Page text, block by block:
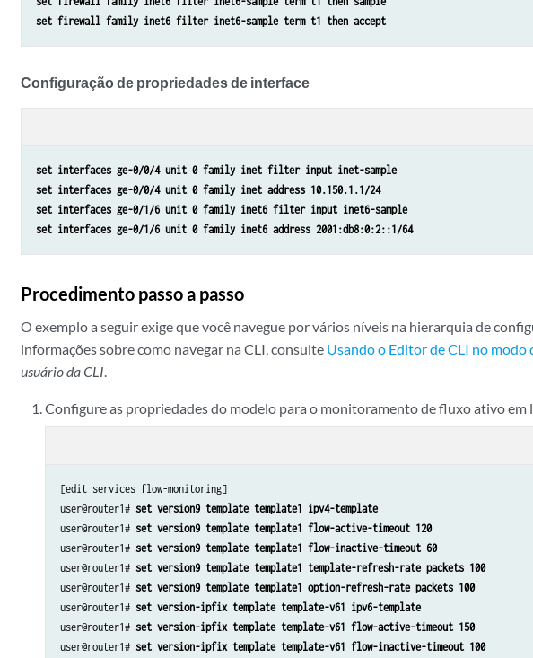
set firewall family inet6 filter inet6-sample term t1 then accept
Configuração de propriedades de interface
set interfaces ge-0/0/4 unit 0 family inet filter input inet-sample
set interfaces ge-0/0/4 unit 0 family inet address 10.150.1.1/24
set interfaces ge-0/1/6 unit 0 family inet6 filter input inet6-sample
set interfaces ge-0/1/6 unit 0 family inet6 address 2001:db8:0:2::1/64
Procedimento passo a passo
O exemplo a seguir exige que você navegue por vários níveis na hierarquia de
informações sobre como navegar na CLI, consulte Usando o Editor de CLI no modo
usuário da CLI.
Configure as propriedades do modelo para o monitoramento de fluxo ativo em
[edit services flow-monitoring]
user@router1# set version9 template template1 ipv4-template
user@router1# set version9 template template1 flow-active-timeout 120
user@router1# set version9 template template1 flow-inactive-timeout 60
user@router1# set version9 template template1 template-refresh-rate packets 100
user@router1# set version9 template template1 option-refresh-rate packets 100
user@router1# set version-ipfix template template-v61 ipv6-template
user@router1# set version-ipfix template template-v61 flow-active-timeout 150
user@router1# set version-ipfix template template-v61 flow-inactive-timeout 100